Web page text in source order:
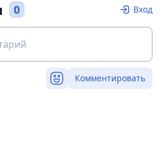
0 Вход
Комментировать